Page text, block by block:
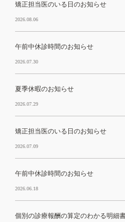
矯正担当医のいる日のお知らせ
2026.08.06
午前中休診時間のお知らせ
2026.07.30
夏季休暇のお知らせ
2026.07.29
矯正担当医のいる日のお知らせ
2026.07.09
午前中休診時間のお知らせ
2026.06.18
個別の診療報酬の算定のわかる明細